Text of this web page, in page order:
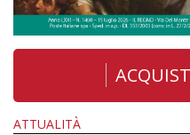
ATTUALITÀ